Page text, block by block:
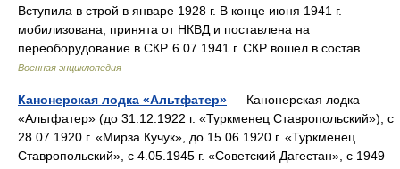
Вступила в строй в январе 1928 г. В конце июня 1941 г.
мобилизована, принята от НКВД и поставлена на
переоборудование в СКР. 6.07.1941 г. СКР вошел в состав… …
Военная энциклопедия
Канонерская лодка «Альтфатер» — Канонерская лодка
«Альтфатер» (до 31.12.1922 г. «Туркменец Ставропольский»), с
28.07.1920 г. «Мирза Кучук», до 15.06.1920 г. «Туркменец
Ставропольский», с 4.05.1945 г. «Советский Дагестан», с 1949